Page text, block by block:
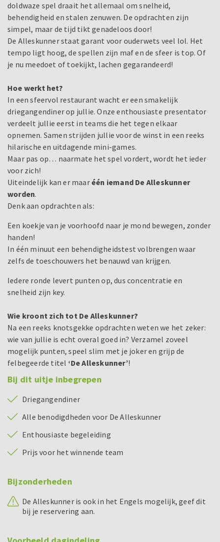
doldwaze spel draait het allemaal om snelheid,
behendigheid en stalen zenuwen. De opdrachten zijn
simpel, maar de tijd tikt genadeloos door!
De Alleskunner staat garant voor ouderwets veel lol. Het
tempo ligt hoog, de spellen zijn maf en de sfeer is top. Of
je nu meedoet of toekijkt, lachen gegarandeerd!
Hoe werkt het?
In een sfeervol restaurant wacht er een smakelijk
driegangendiner op jullie. Onze enthousiaste presentator
verdeelt jullie eerst in teams die het tegen elkaar
opnemen. Samen strijden jullie voor de winst in een reeks
hilarische en uitdagende mini-games.
Maar pas op… naarmate het spel vordert, wordt het ieder
voor zich!
Uiteindelijk kan er maar één iemand De Alleskunner
worden.
Denk aan opdrachten als:
Een koekje van je voorhoofd naar je mond bewegen, zonder
handen!
In één minuut een behendigheidstest volbrengen waar
zelfs de toeschouwers het benauwd van krijgen.
Iedere ronde levert punten op, dus concentratie en
snelheid zijn key.
Wie kroont zich tot De Alleskunner?
Na een reeks knotsgekke opdrachten weten we het zeker:
wie van jullie is echt overal goed in? Verzamel zoveel
mogelijk punten, speel slim met je joker en grijp de
felbegeerde titel ‘De Alleskunner’!
Bij dit uitje inbegrepen
Driegangendiner
Alle benodigdheden voor De Alleskunner
Enthousiaste begeleiding
Prijs voor het winnende team
Bijzonderheden
De Alleskunner is ook in het Engels mogelijk, geef dit
bij je reservering aan.